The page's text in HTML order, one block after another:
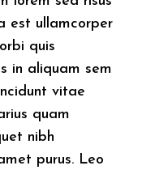
est ullamcorper
quis
in aliquam sem
vitae
quam
nibh
purus. Leo